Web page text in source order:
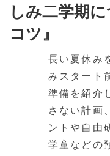
しみ二学期
コツ』
長い夏休み
みスタート
準備を紹介
さない計画
ントや自由
学童などの